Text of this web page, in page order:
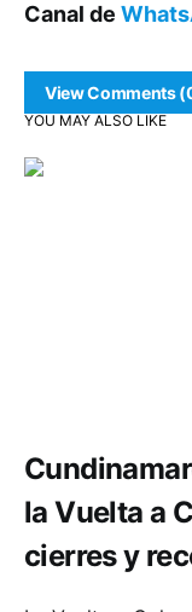
Canal de
View Comments
YOU MAY ALSO LIKE
la Vuelta a
cierres y